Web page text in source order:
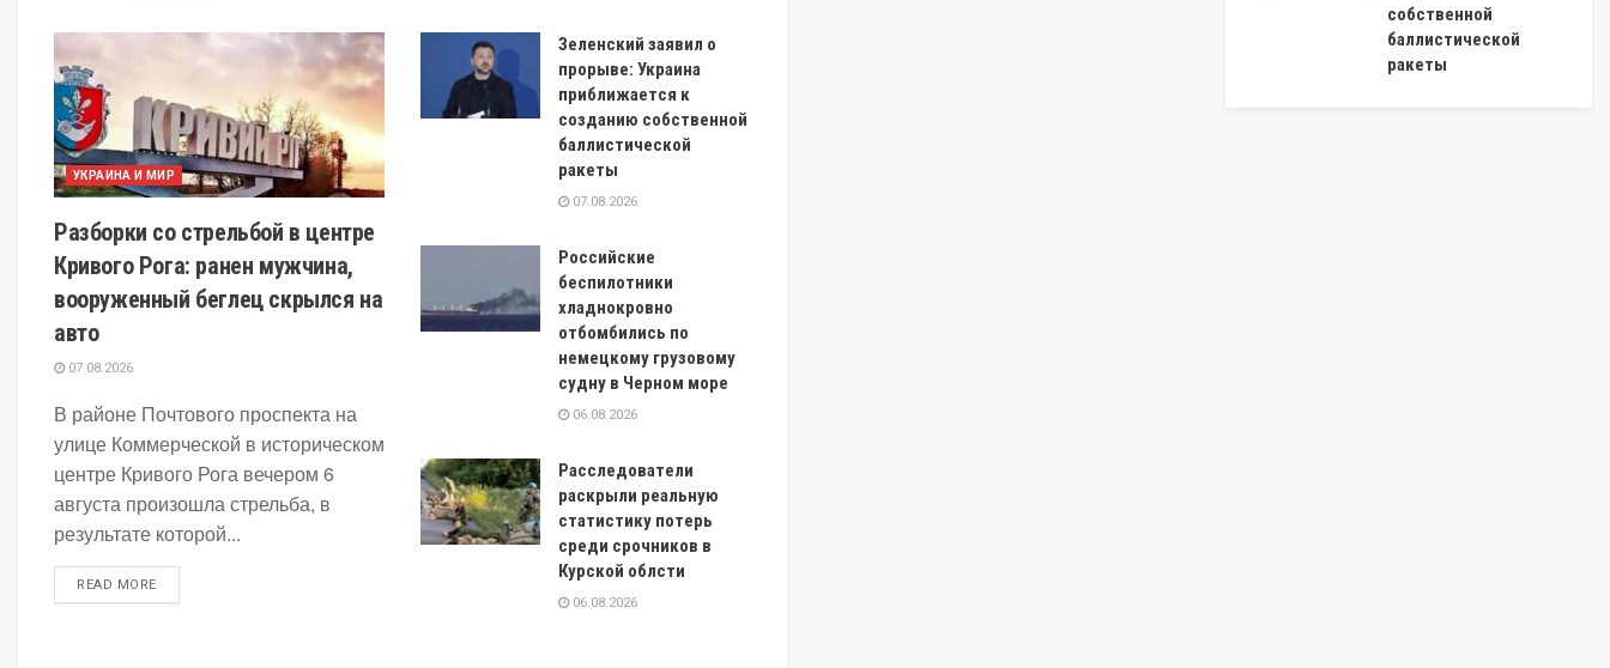
УКРАИНА И МИР
Разборки со стрельбой в центре
Кривого Рога: ранен мужчина,
вооруженный беглец скрылся на
авто
07.08.2026
В районе Почтового проспекта на
улице Коммерческой в историческом
центре Кривого Рога вечером 6
августа произошла стрельба, в
результате которой...
READ MOREDETAILS
Зеленский заявил о
прорыве: Украина
приближается к
созданию собственной
баллистической
ракеты
07.08.2026
Российские
беспилотники
хладнокровно
отбомбились по
немецкому грузовому
судну в Черном море
06.08.2026
Расследователи
раскрыли реальную
статистику потерь
среди срочников в
Курской облсти
06.08.2026
собственной
баллистической
ракеты